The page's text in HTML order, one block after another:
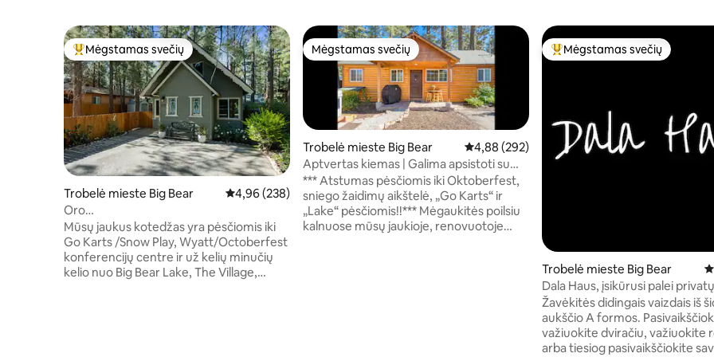
Svečių mėgstamiausias
Mėgstamas svečių
Trobelė mieste Big Bear Vidutinis įvertinimas: 4,96 iš 5, atsiliepimų: 238
4,96 (238)
Oro
kondicionierius•Pasivaikščiojimai•Kartingas•Vaizdo
žaidimai•Laužavietė•Aptverta•Šunys
leidžiami
Mūsų jaukus kotedžas yra pėsčiomis iki
Go Karts /Snow Play, Wyatt/Octoberfest
konferencijų centre ir už kelių minučių
kelio nuo Big Bear Lake, The Village,
Mėgstamas svečių
Mėgstamas svečių
Trobelė mieste Big Bear Vidutinis įvertinimas: 4,88 iš 5, atsiliepimų: 292
4,88 (292)
Aptvertas kiemas | Galima apsistoti su
augintiniais | Laužavietė | Slidinėjimo trasa
*** Atstumas pėsčiomis iki Oktoberfest,
sniego žaidimų aikštelė, „Go Karts“ ir
„Lake“ pėsčiomis!!*** Mėgaukitės poilsiu
kalnuose mūsų jaukioje, renovuotoje
Svečių mėgstamiausias
Mėgstamas svečių
Trobelė mieste Big Bear
Dala Haus, įsikūrusi palei
Žavėkitės didingais vaizdais iš
aukščio A formos.
važiuokite dviračiu, važiuokite
arba tiesiog pasivaikščiokite